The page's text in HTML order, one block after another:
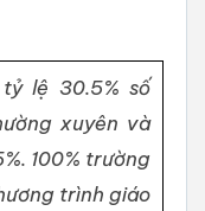
lệ 30.5% số
xuyên và
100% trường
trình giáo